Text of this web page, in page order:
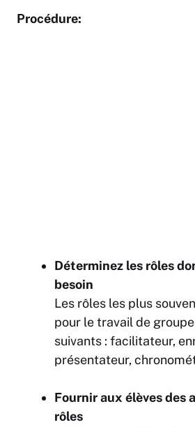
Procédure:
Déterminez les rôles
besoin
Les rôles les plus
pour le travail de
suivants : facilitateur,
présentateur,
Fournir aux élèves des
rôles